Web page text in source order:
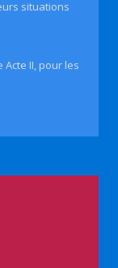
situations
Acte II, pour les